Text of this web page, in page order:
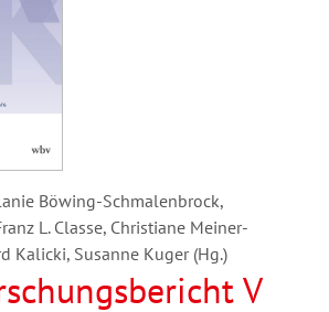
Böwing-Schmalenbrock,
L. Classe, Christiane Meiner-
Kalicki, Susanne Kuger (Hg.)
V